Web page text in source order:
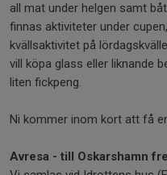
all mat under helgen samt
finnas aktiviteter under
kvällsaktivitet på
vill köpa glass eller liknande
liten fickpeng.
Ni kommer inom kort att få
Avresa - till Oskarshamn